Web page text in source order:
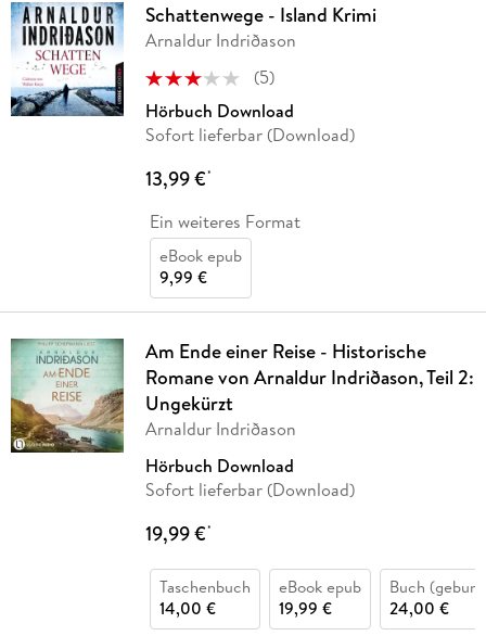
Schattenwege - Island Krimi
Arnaldur Indriðason
(5)
Hörbuch Download
Sofort lieferbar (Download)
13,99 €*
Ein weiteres Format
eBook epub
9,99 €
Am Ende einer Reise - Historische
Romane von Arnaldur Indriðason, Teil 2:
Ungekürzt
Arnaldur Indriðason
Hörbuch Download
Sofort lieferbar (Download)
19,99 €*
Taschenbuch
14,00 €
eBook epub
19,99 €
Buch
24,00 €